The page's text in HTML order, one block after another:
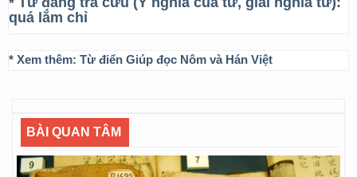
quá lắm chỉ
* Xem thêm: Từ điển Giúp đọc Nôm và Hán Việt
BÀI QUAN TÂM